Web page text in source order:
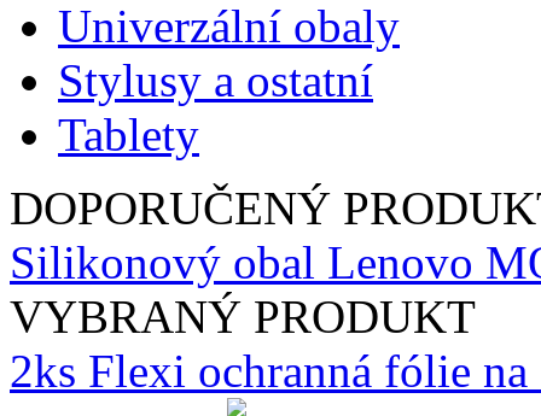
Univerzální obaly
Stylusy a ostatní
Tablety
DOPORUČENÝ
Silikonový obal Lenovo
VYBRANÝ PRODUKT
2ks Flexi ochranná fólie